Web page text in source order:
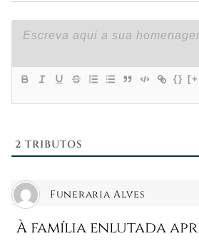
{}
2 TRIBUTOS
Funeraria Alves
À família enlutada